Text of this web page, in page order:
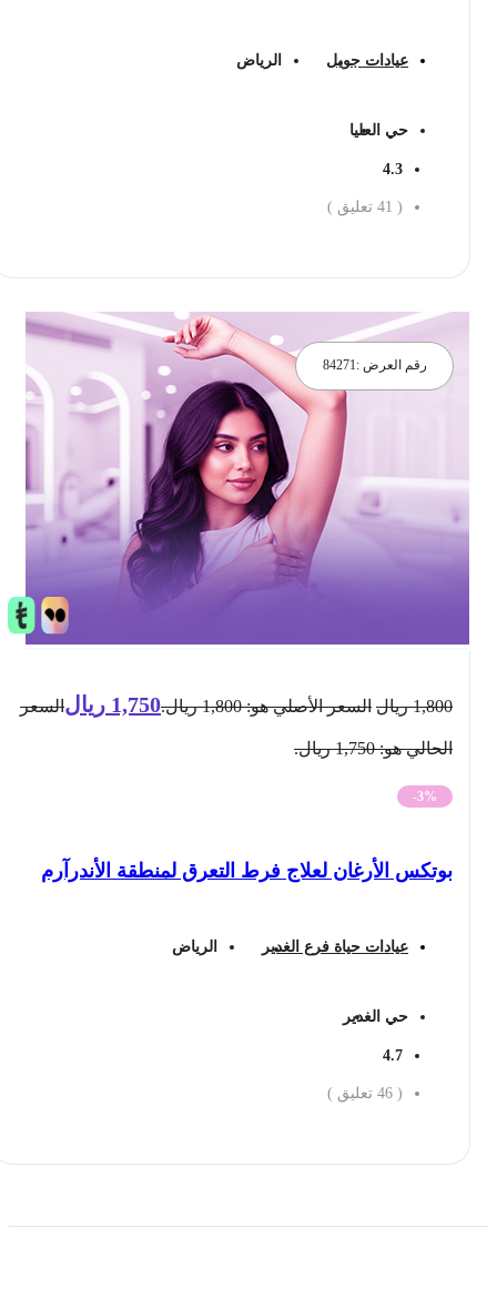
عيادات جويل الرياض
حي العليا
4.3
41 تعليق )
رقم العرض :84271
1,800 ريال السعر الأصلي هو: 1,800 ريال. 1,750 ريال السعر
الحالي هو: 1,750 ريال.
-3%
بوتكس الأرغان لعلاج فرط التعرق لمنطقة الأندرآرم
عيادات حياة فرع الغدير الرياض
حي الغدير
4.7
46 تعليق )